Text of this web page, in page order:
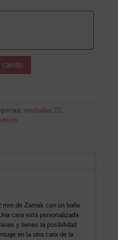
medallas 22,
mm de Zamak con un baño
cara está personalizada
y tienes la posibilidad
en la otra cara de la